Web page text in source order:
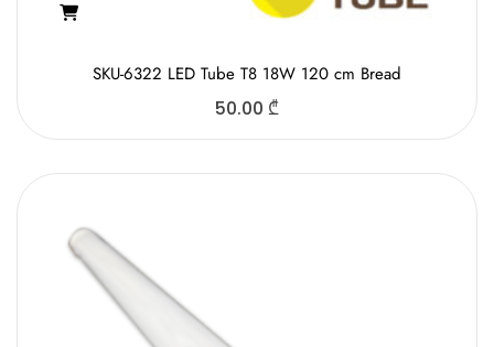
SKU-6322 LED Tube T8 18W 120 cm Bread
50.00 ₾